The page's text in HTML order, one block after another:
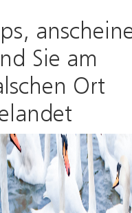
Sie am
Ort